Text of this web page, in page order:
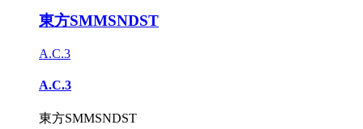
東方SMMSNDST
A.C.3
A.C.3
東方SMMSNDST